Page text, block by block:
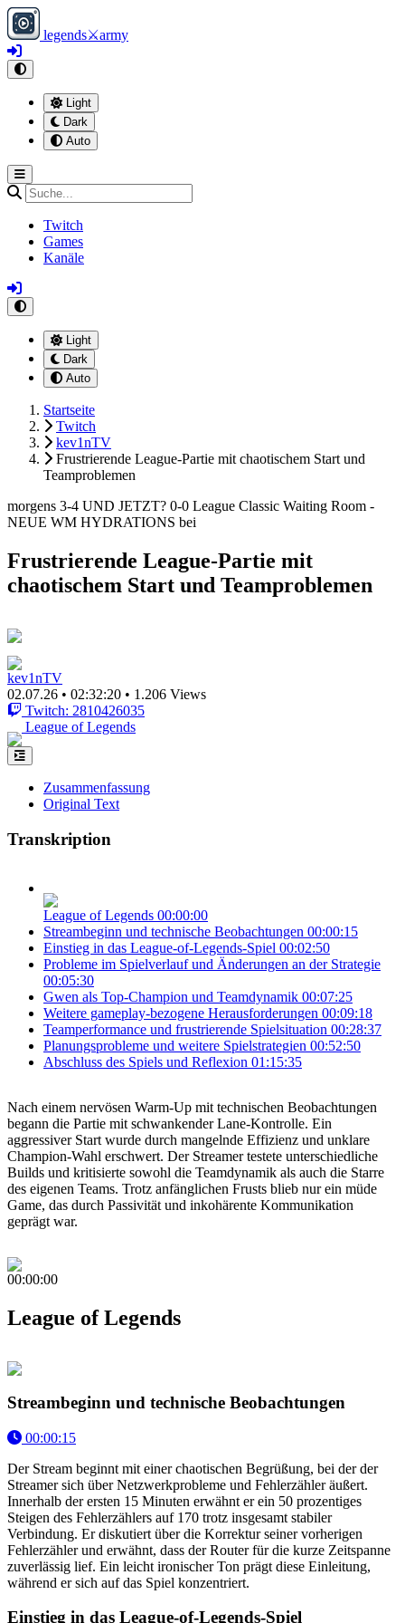
legends⚔army
Light
Dark
Auto
Twitch
Games
Kanäle
Light
Dark
Auto
Startseite
Twitch
kev1nTV
Frustrierende League-Partie mit chaotischem Start und
Teamproblemen
morgens 3-4 UND JETZT? 0-0 League Classic Waiting Room -
NEUE WM HYDRATIONS bei
Frustrierende League-Partie mit
chaotischem Start und Teamproblemen
kev1nTV
02.07.26 • 02:32:20 • 1.206 Views
Twitch: 2810426035
League of Legends
Zusammenfassung
Original Text
Transkription
League of Legends 00:00:00
Streambeginn und technische Beobachtungen 00:00:15
Einstieg in das League-of-Legends-Spiel 00:02:50
Probleme im Spielverlauf und Änderungen an der Strategie
00:05:30
Gwen als Top-Champion und Teamdynamik 00:07:25
Weitere gameplay-bezogene Herausforderungen 00:09:18
Teamperformance und frustrierende Spielsituation 00:28:37
Planungsprobleme und weitere Spielstrategien 00:52:50
Abschluss des Spiels und Reflexion 01:15:35
Nach einem nervösen Warm-Up mit technischen Beobachtungen
begann die Partie mit schwankender Lane-Kontrolle. Ein
aggressiver Start wurde durch mangelnde Effizienz und unklare
Champion-Wahl erschwert. Der Streamer testete unterschiedliche
Builds und kritisierte sowohl die Teamdynamik als auch die Starre
des eigenen Teams. Trotz anfänglichen Frusts blieb nur ein müde
Game, das durch Passivität und inkohärente Kommunikation
geprägt war.
00:00:00
League of Legends
Streambeginn und technische Beobachtungen
00:00:15
Der Stream beginnt mit einer chaotischen Begrüßung, bei der der
Streamer sich über Netzwerkprobleme und Fehlerzähler äußert.
Innerhalb der ersten 15 Minuten erwähnt er ein 50 prozentiges
Steigen des Fehlerzählers auf 170 trotz insgesamt stabiler
Verbindung. Er diskutiert über die Korrektur seiner vorherigen
Fehlerzähler und erwähnt, dass der Router für die kurze Zeitspanne
zuverlässig lief. Ein leicht ironischer Ton prägt diese Einleitung,
während er sich auf das Spiel konzentriert.
Einstieg in das League-of-Legends-Spiel